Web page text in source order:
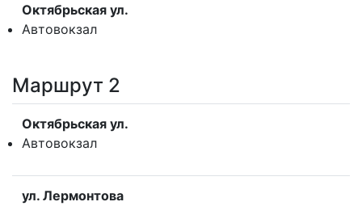
Октябрьская ул.
Автовокзал
Маршрут 2
Октябрьская ул.
Автовокзал
ул. Лермонтова